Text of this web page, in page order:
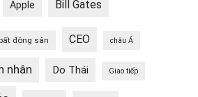
Apple Bill Gates
động sản CEO châu Á
nhân Do Thái Giao tiếp